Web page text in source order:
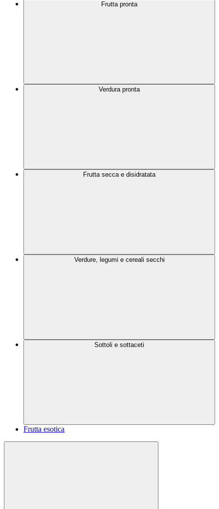
Frutta pronta
Verdura pronta
Frutta secca e disidratata
Verdure, legumi e cereali secchi
Sottoli e sottaceti
Frutta esotica